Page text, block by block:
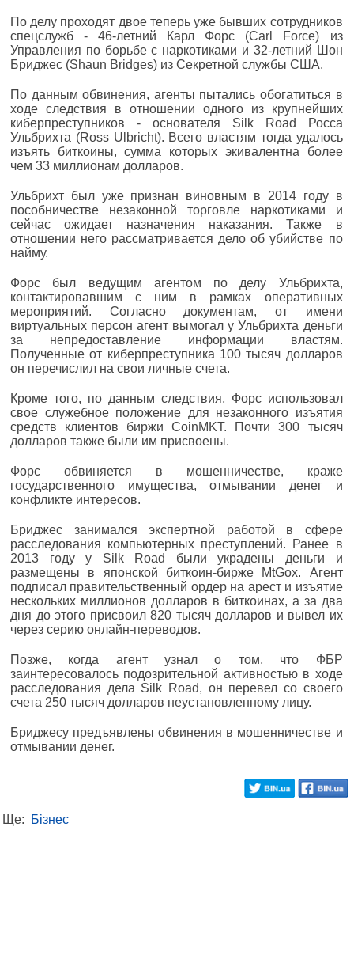
По делу проходят двое теперь уже бывших сотрудников
спецслужб - 46-летний Карл Форс (Carl Force) из
Управления по борьбе с наркотиками и 32-летний Шон
Бриджес (Shaun Bridges) из Секретной службы США.
По данным обвинения, агенты пытались обогатиться в
ходе следствия в отношении одного из крупнейших
киберпреступников - основателя Silk Road Росса
Ульбрихта (Ross Ulbricht). Всего властям тогда удалось
изъять биткоины, сумма которых экивалентна более
чем 33 миллионам долларов.
Ульбрихт был уже признан виновным в 2014 году в
пособничестве незаконной торговле наркотиками и
сейчас ожидает назначения наказания. Также в
отношении него рассматривается дело об убийстве по
найму.
Форс был ведущим агентом по делу Ульбрихта,
контактировавшим с ним в рамках оперативных
мероприятий. Согласно документам, от имени
виртуальных персон агент вымогал у Ульбрихта деньги
за непредоставление информации властям.
Полученные от киберпреступника 100 тысяч долларов
он перечислил на свои личные счета.
Кроме того, по данным следствия, Форс использовал
свое служебное положение для незаконного изъятия
средств клиентов биржи CoinMKT. Почти 300 тысяч
долларов также были им присвоены.
Форс обвиняется в мошенничестве, краже
государственного имущества, отмывании денег и
конфликте интересов.
Бриджес занимался экспертной работой в сфере
расследования компьютерных преступлений. Ранее в
2013 году у Silk Road были украдены деньги и
размещены в японской биткоин-бирже MtGox. Агент
подписал правительственный ордер на арест и изъятие
нескольких миллионов долларов в биткоинах, а за два
дня до этого присвоил 820 тысяч долларов и вывел их
через серию онлайн-переводов.
Позже, когда агент узнал о том, что ФБР
заинтересовалось подозрительной активностью в ходе
расследования дела Silk Road, он перевел со своего
счета 250 тысяч долларов неустановленному лицу.
Бриджесу предъявлены обвинения в мошенничестве и
отмывании денег.
Ще: Бізнес